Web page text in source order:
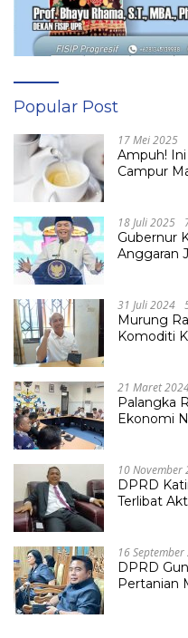
Popular Post
17 Mei 2025
Ampuh!
Campur
18 Juli 2025
Gubernur
Anggaran
31 Juli 2024
Murung
Komoditi
21 Maret
Palangka
Ekonomi
10 November
DPRD
Terlibat
16
DPRD
Pertanian